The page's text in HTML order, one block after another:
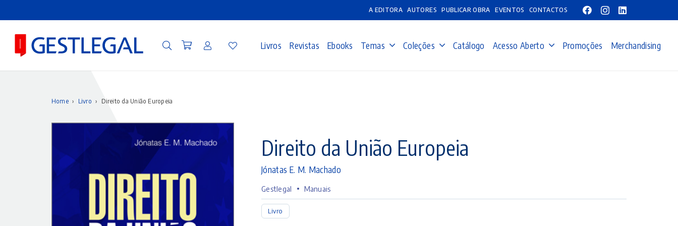
A EDITORA AUTORES PUBLICAR OBRA EVENTOS CONTACTOS
Livros Revistas Ebooks Temas Coleções Catálogo Acesso Aberto Promoções Merchandising
Home › Livro › Direito da União Europeia
Direito da União Europeia
Jónatas E. M. Machado
Gestlegal • Manuais
Livro